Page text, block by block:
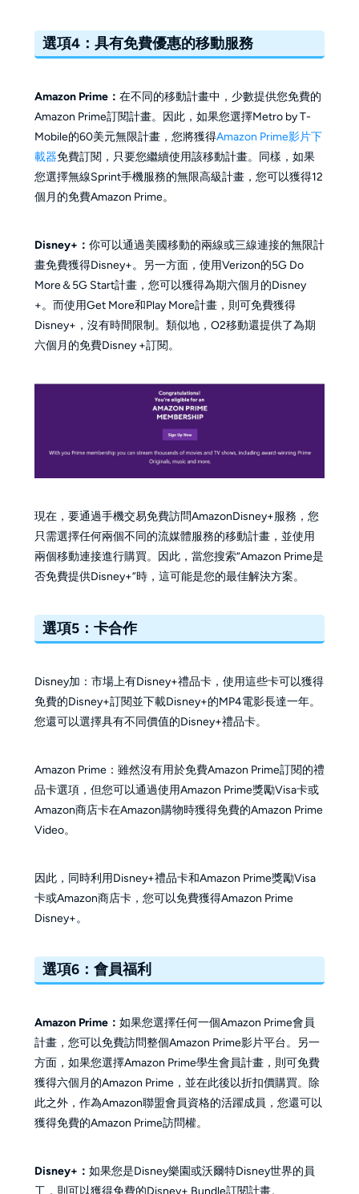
選項4：具有免費優惠的移動服務
Amazon Prime： 在不同的移動計畫中，少數提供您免費的
Amazon Prime訂閱計畫。因此，如果您選擇Metro by T-
Mobile的60美元無限計畫，您將獲得Amazon Prime影片下
載器免費訂閱，只要您繼續使用該移動計畫。同樣，如果
您選擇無線Sprint手機服務的無限高級計畫，您可以獲得12
個月的免費Amazon Prime。
Disney+： 你可以通過美國移動的兩線或三線連接的無限計
畫免費獲得Disney+。另一方面，使用Verizon的5G Do
More＆5G Start計畫，您可以獲得為期六個月的Disney
+。而使用Get More和Play More計畫，則可免費獲得
Disney+，沒有時間限制。類似地，O2移動還提供了為期
六個月的免費Disney +訂閱。
現在，要通過手機交易免費訪問AmazonDisney+服務，您
只需選擇任何兩個不同的流媒體服務的移動計畫，並使用
兩個移動連接進行購買。因此，當您搜索“Amazon Prime是
否免費提供Disney+”時，這可能是您的最佳解決方案。
選項5：卡合作
Disney加：市場上有Disney+禮品卡，使用這些卡可以獲得
免費的Disney+訂閱並下載Disney+的MP4電影長達一年。
您還可以選擇具有不同價值的Disney+禮品卡。
Amazon Prime：雖然沒有用於免費Amazon Prime訂閱的禮
品卡選項，但您可以通過使用Amazon Prime獎勵Visa卡或
Amazon商店卡在Amazon購物時獲得免費的Amazon Prime
Video。
因此，同時利用Disney+禮品卡和Amazon Prime獎勵Visa
卡或Amazon商店卡，您可以免費獲得Amazon Prime
Disney+。
選項6：會員福利
Amazon Prime： 如果您選擇任何一個Amazon Prime會員
計畫，您可以免費訪問整個Amazon Prime影片平台。另一
方面，如果您選擇Amazon Prime學生會員計畫，則可免費
獲得六個月的Amazon Prime，並在此後以折扣價購買。除
此之外，作為Amazon聯盟會員資格的活躍成員，您還可以
獲得免費的Amazon Prime訪問權。
Disney+： 如果您是Disney樂園或沃爾特Disney世界的員
工，則可以獲得免費的Disney+ Bundle訂閱計畫。